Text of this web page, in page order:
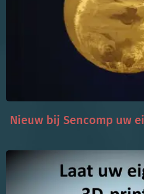
Nieuw bij Sencomp uw